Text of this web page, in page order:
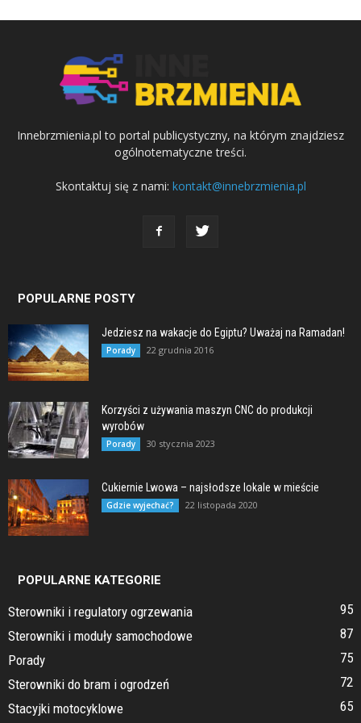
Innebrzmienia.pl to portal publicystyczny, na którym znajdziesz
ogólnotematyczne treści.
Skontaktuj się z nami: kontakt@innebrzmienia.pl
POPULARNE POSTY
Jedziesz na wakacje do Egiptu? Uważaj na Ramadan!
Porady 22 grudnia 2016
Korzyści z używania maszyn CNC do produkcji
wyrobów
Porady 30 stycznia 2023
Cukiernie Lwowa – najsłodsze lokale w mieście
Gdzie wyjechać? 22 listopada 2020
POPULARNE KATEGORIE
Sterowniki i regulatory ogrzewania
95
Sterowniki i moduły samochodowe
87
Porady
75
Sterowniki do bram i ogrodzeń
72
Stacyjki motocyklowe
65